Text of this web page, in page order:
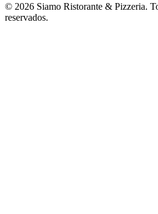
© 2026 Siamo Ristorante & Pizzeria.
reservados.